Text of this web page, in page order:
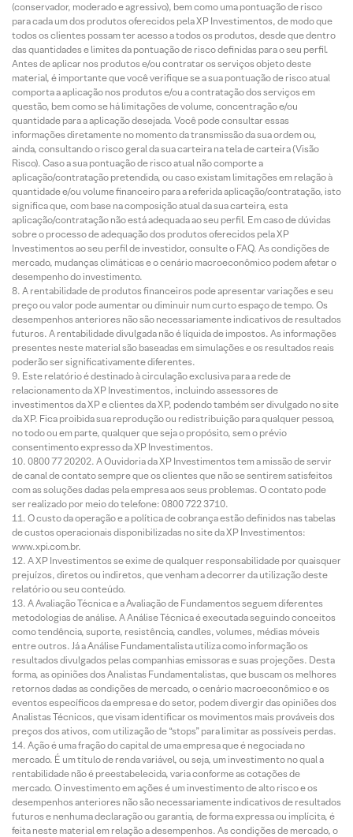
(conservador, moderado e agressivo), bem como uma pontuação de risco
para cada um dos produtos oferecidos pela XP Investimentos, de modo que
todos os clientes possam ter acesso a todos os produtos, desde que dentro
das quantidades e limites da pontuação de risco definidas para o seu perfil.
Antes de aplicar nos produtos e/ou contratar os serviços objeto deste
material, é importante que você verifique se a sua pontuação de risco atual
comporta a aplicação nos produtos e/ou a contratação dos serviços em
questão, bem como se há limitações de volume, concentração e/ou
quantidade para a aplicação desejada. Você pode consultar essas
informações diretamente no momento da transmissão da sua ordem ou,
ainda, consultando o risco geral da sua carteira na tela de carteira (Visão
Risco). Caso a sua pontuação de risco atual não comporte a
aplicação/contratação pretendida, ou caso existam limitações em relação à
quantidade e/ou volume financeiro para a referida aplicação/contratação, isto
significa que, com base na composição atual da sua carteira, esta
aplicação/contratação não está adequada ao seu perfil. Em caso de dúvidas
sobre o processo de adequação dos produtos oferecidos pela XP
Investimentos ao seu perfil de investidor, consulte o FAQ. As condições de
mercado, mudanças climáticas e o cenário macroeconômico podem afetar o
desempenho do investimento.
A rentabilidade de produtos financeiros pode apresentar variações e seu
preço ou valor pode aumentar ou diminuir num curto espaço de tempo. Os
desempenhos anteriores não são necessariamente indicativos de resultados
futuros. A rentabilidade divulgada não é líquida de impostos. As informações
presentes neste material são baseadas em simulações e os resultados reais
poderão ser significativamente diferentes.
Este relatório é destinado à circulação exclusiva para a rede de
relacionamento da XP Investimentos, incluindo assessores de
investimentos da XP e clientes da XP, podendo também ser divulgado no site
da XP. Fica proibida sua reprodução ou redistribuição para qualquer pessoa,
no todo ou em parte, qualquer que seja o propósito, sem o prévio
consentimento expresso da XP Investimentos.
0800 77 20202. A Ouvidoria da XP Investimentos tem a missão de servir
de canal de contato sempre que os clientes que não se sentirem satisfeitos
com as soluções dadas pela empresa aos seus problemas. O contato pode
ser realizado por meio do telefone: 0800 722 3710.
O custo da operação e a política de cobrança estão definidos nas tabelas
de custos operacionais disponibilizadas no site da XP Investimentos:
www.xpi.com.br.
A XP Investimentos se exime de qualquer responsabilidade por quaisquer
prejuízos, diretos ou indiretos, que venham a decorrer da utilização deste
relatório ou seu conteúdo.
A Avaliação Técnica e a Avaliação de Fundamentos seguem diferentes
metodologias de análise. A Análise Técnica é executada seguindo conceitos
como tendência, suporte, resistência, candles, volumes, médias móveis
entre outros. Já a Análise Fundamentalista utiliza como informação os
resultados divulgados pelas companhias emissoras e suas projeções. Desta
forma, as opiniões dos Analistas Fundamentalistas, que buscam os melhores
retornos dadas as condições de mercado, o cenário macroeconômico e os
eventos específicos da empresa e do setor, podem divergir das opiniões dos
Analistas Técnicos, que visam identificar os movimentos mais prováveis dos
preços dos ativos, com utilização de “stops” para limitar as possíveis perdas.
Ação é uma fração do capital de uma empresa que é negociada no
mercado. É um título de renda variável, ou seja, um investimento no qual a
rentabilidade não é preestabelecida, varia conforme as cotações de
mercado. O investimento em ações é um investimento de alto risco e os
desempenhos anteriores não são necessariamente indicativos de resultados
futuros e nenhuma declaração ou garantia, de forma expressa ou implícita, é
feita neste material em relação a desempenhos. As condições de mercado, o